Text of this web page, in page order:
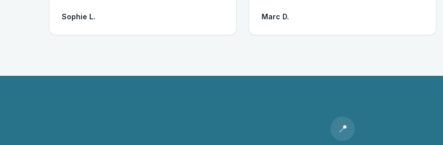
Sophie L. Marc D.
📍